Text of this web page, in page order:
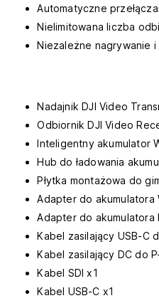
Automatyczne
Nielimitowana liczba
Niezależne nagrywanie
Nadajnik DJI Video
Odbiornik DJI Video
Inteligentny akumulator
Hub do ładowania
Płytka montażowa do
Adapter do akumulatora
Adapter do akumulatora
Kabel zasilający USB-C
Kabel zasilający DC do
Kabel SDI x1
Kabel USB-C x1